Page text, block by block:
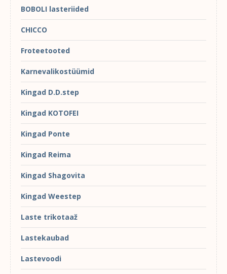
BOBOLI lasteriided
CHICCO
Froteetooted
Karnevalikostüümid
Kingad D.D.step
Kingad KOTOFEI
Kingad Ponte
Kingad Reima
Kingad Shagovita
Kingad Weestep
Laste trikotaaž
Lastekaubad
Lastevoodi